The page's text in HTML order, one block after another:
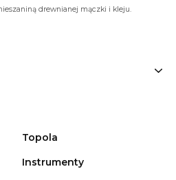
drewnianej mączki i kleju.
Topola
Instrumenty